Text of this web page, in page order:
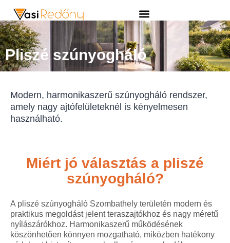
Pliszé szúnyogháló
Modern, harmonikaszerű szúnyogháló rendszer,
amely nagy ajtófelületeknél is kényelmesen
használható.
Miért jó választás a pliszé
szúnyogháló?
A pliszé szúnyogháló Szombathely területén modern és
praktikus megoldást jelent teraszajtókhoz és nagy méretű
nyílászárókhoz. Harmonikaszerű működésének
köszönhetően könnyen mozgatható, miközben hatékony